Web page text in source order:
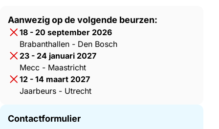
Aanwezig op de volgende beurzen:
18 - 20 september 2026
Brabanthallen - Den Bosch
23 - 24 januari 2027
Mecc - Maastricht
12 - 14 maart 2027
Jaarbeurs - Utrecht
Contactformulier